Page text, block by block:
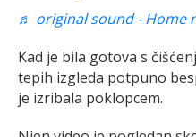
♬ original sound - Home
Kad je bila gotova s
tepih izgleda potpuno
je izribala poklopcem.